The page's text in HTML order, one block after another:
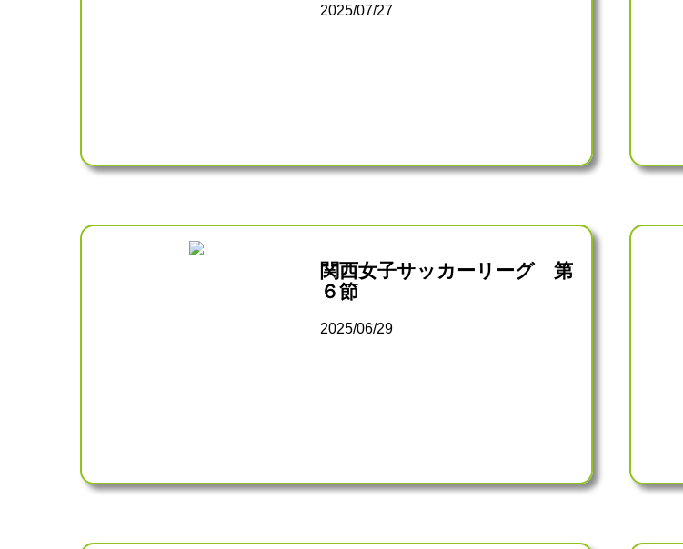
2025/07/27
関西女子サッカーリーグ 第
６節
2025/06/29